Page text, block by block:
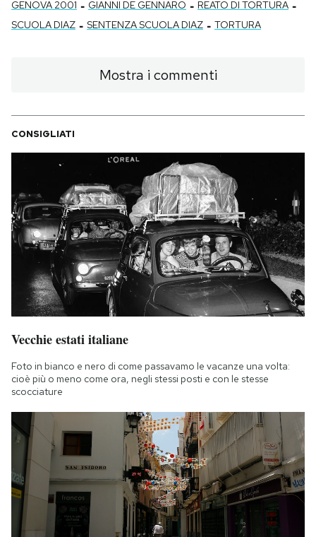
GENOVA 2001 - GIANNI DE GENNARO - REATO DI TORTURA -
SCUOLA DIAZ - SENTENZA SCUOLA DIAZ - TORTURA
Mostra i commenti
CONSIGLIATI
Vecchie estati italiane
Foto in bianco e nero di come passavamo le vacanze una volta:
cioè più o meno come ora, negli stessi posti e con le stesse
scocciature